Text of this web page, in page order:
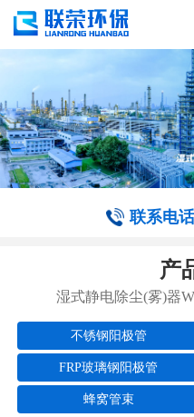
联系电
产
湿式静电除尘(雾)器
不锈钢阳极管
FRP玻璃钢阳极管
蜂窝管束